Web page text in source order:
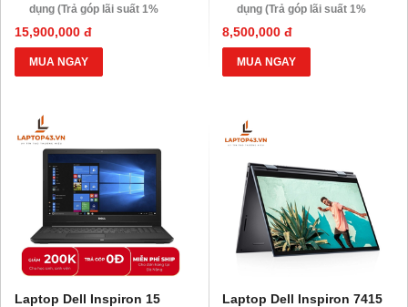
dụng (Trả góp lãi suất 1%
HDsaison - chỉ cần CMND
BLX hoặc hộ khẩu gốc )
Giảm 20%khi nâng cấp Ram-
SSD
10.000 Voucher Giảm
Giá 500.000đ
15,900,000 đ
MUA NGAY
dụng (Trả góp lãi suất 1%
HDsaison - chỉ cần CMND
BLX hoặc hộ khẩu gốc )
Giảm 20%khi nâng cấp Ram-
SSD
10.000 Voucher Giảm
Giá 500.000đ
8,500,000 đ
MUA NGAY
Laptop Dell Inspiron 15
Laptop Dell Inspiron 7415